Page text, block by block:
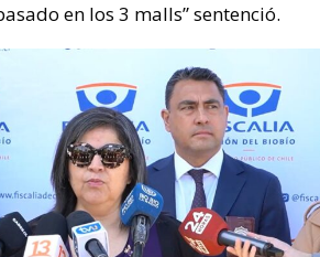
en los 3 malls” sentenció.